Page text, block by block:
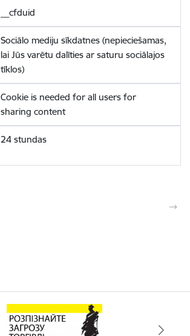
__cfduid
Sociālo mediju sīkdatnes (nepieciešamas,
lai Jūs varētu dalīties ar saturu sociālajos
tīklos)
Cookie is needed for all users for
sharing content
24 stundas